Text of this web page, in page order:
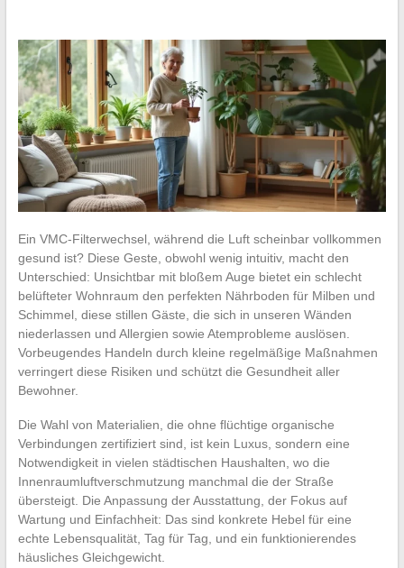
Ein VMC-Filterwechsel, während die Luft scheinbar vollkommen
gesund ist? Diese Geste, obwohl wenig intuitiv, macht den
Unterschied: Unsichtbar mit bloßem Auge bietet ein schlecht
belüfteter Wohnraum den perfekten Nährboden für Milben und
Schimmel, diese stillen Gäste, die sich in unseren Wänden
niederlassen und Allergien sowie Atemprobleme auslösen.
Vorbeugendes Handeln durch kleine regelmäßige Maßnahmen
verringert diese Risiken und schützt die Gesundheit aller
Bewohner.
Die Wahl von Materialien, die ohne flüchtige organische
Verbindungen zertifiziert sind, ist kein Luxus, sondern eine
Notwendigkeit in vielen städtischen Haushalten, wo die
Innenraumluftverschmutzung manchmal die der Straße
übersteigt. Die Anpassung der Ausstattung, der Fokus auf
Wartung und Einfachheit: Das sind konkrete Hebel für eine
echte Lebensqualität, Tag für Tag, und ein funktionierendes
häusliches Gleichgewicht.